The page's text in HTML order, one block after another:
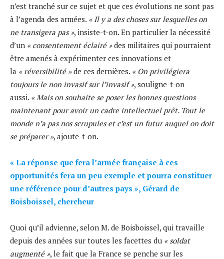
n’est tranché sur ce sujet et que ces évolutions ne sont pas
à l’agenda des armées. « Il y a des choses sur lesquelles on
ne transigera pas », insiste-t-on. En particulier la nécessité
d’un « consentement éclairé »des militaires qui pourraient
être amenés à expérimenter ces innovations et
la « réversibilité »de ces dernières. « On privilégiera
toujours le non invasif sur l’invasif », souligne-t-on
aussi. « Mais on souhaite se poser les bonnes questions
maintenant pour avoir un cadre intellectuel prêt. Tout le
monde n’a pas nos scrupules et c’est un futur auquel on doit
se préparer », ajoute-t-on.
« La réponse que fera l’armée française à ces
opportunités fera un peu exemple et pourra constituer
une référence pour d’autres pays », Gérard de
Boisboissel, chercheur
Quoi qu’il advienne, selon M. de Boisboissel, qui travaille
depuis des années sur toutes les facettes du « soldat
augmenté », le fait que la France se penche sur les